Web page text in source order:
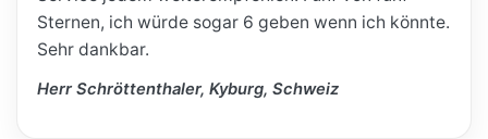
Sternen, ich würde sogar 6 geben wenn ich könnte.
Sehr dankbar.
Herr Schröttenthaler, Kyburg, Schweiz